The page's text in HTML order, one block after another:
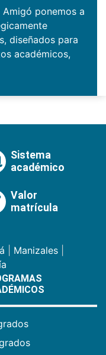
ponemos a
diseñados para
académicos,
Sistema
académico
Valor
matrícula
Manizales